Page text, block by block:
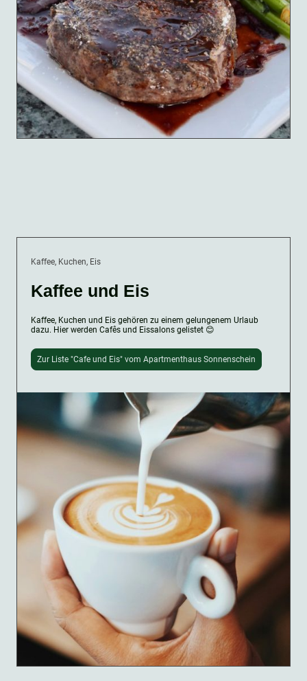
Kaffee, Kuchen, Eis
Kaffee und Eis
Kaffee, Kuchen und Eis gehören zu einem gelungenem Urlaub
dazu. Hier werden Cafês und Eissalons gelistet 😊
Zur Liste "Cafe und Eis" vom Apartmenthaus Sonnenschein